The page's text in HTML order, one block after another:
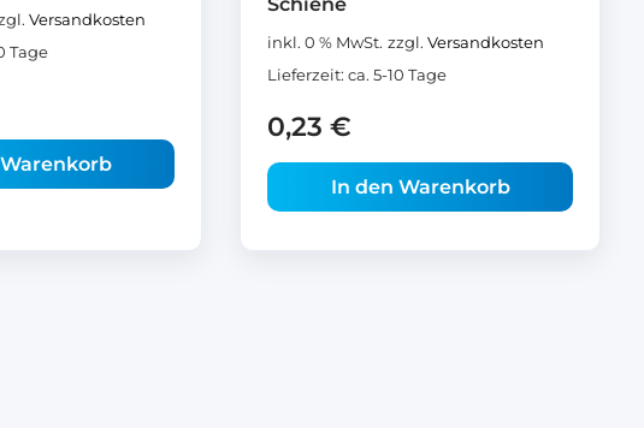
Versandkosten
Tage
inkl. 0 % MwSt. zzgl. Versandkosten
Lieferzeit: ca. 5-10 Tage
0,23 €
In den Warenkorb